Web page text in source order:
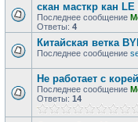
скан масткр кан
Последнее сообщение
Ответы: 4
Китайская ветка
Последнее сообщение
Не работает с
Последнее сообщение
Ответы: 14